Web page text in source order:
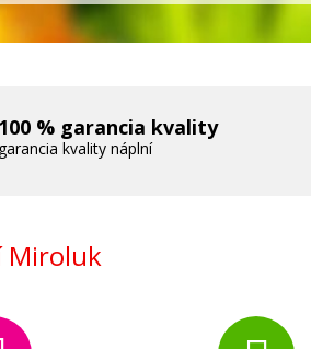
100 % garancia kvality
garancia kvality náplní
Miroluk